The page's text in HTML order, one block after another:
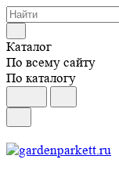
Каталог
По всему сайту
По каталогу